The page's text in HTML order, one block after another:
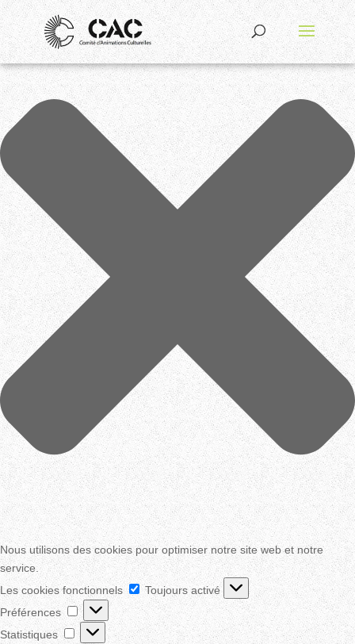
Gérer le consentement aux cookies
Nous utilisons des cookies pour optimiser notre site web et notre
service.
Les cookies fonctionnels
Les
cookies
fonctionnels
Toujours activé
Préférences
Préférences
Statistiques Statistiques